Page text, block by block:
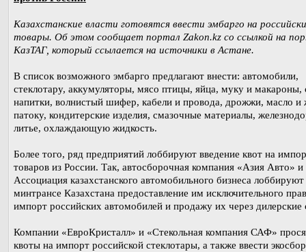
Казахстанские власти готовятся ввести эмбарго на
товары. Об этом сообщает портал Zakon.kz со ссылкой на
КазТАГ, который ссылается на источники в Астане.
В список возможного эмбарго предлагают внести: автомобили,
стеклотару, аккумуляторы, мясо птицы, яйца, муку и макароны,
напитки, волнистый шифер, кабели и провода, дрожжи, масло
патоку, кондитерские изделия, смазочные материалы,
литье, охлаждающую жидкость.
Более того, ряд предприятий лоббируют введение квот на
товаров из России. Так, автосборочная компания «Азия Авто» и
Ассоциация казахстанского автомобильного бизнеса лоббируют
минтрансе Казахстана предоставление им исключительного
импорт российских автомобилей и продажу их через дилерские
Компании «ЕвроКристалл» и «Стекольная компания САФ»
квоты на импорт российской стеклотары, а также ввести